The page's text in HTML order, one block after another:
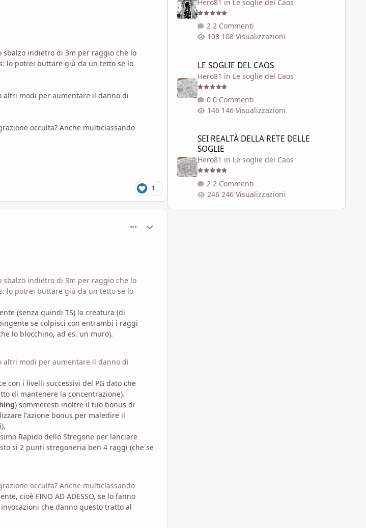
sbalzo indietro di 3m per raggio che lo
lo potrei buttare giù da un tetto se lo
altri modi per aumentare il danno di
occulta? Anche multiclassando
1
sbalzo indietro di 3m per raggio che lo
lo potrei buttare giù da un tetto se lo
(senza quindi TS) la creatura (di
se colpisci con entrambi i raggi
lo blocchino, ad es. un muro).
altri modi per aumentare il danno di
con i livelli successivi del PG dato che
di mantenere la concentrazione).
) sommeresti inoltre il tuo bonus di
l'azione bonus per maledire il
Rapido dello Stregone per lanciare
si 2 punti stregoneria ben 4 raggi (che se
occulta? Anche multiclassando
cioè FINO AD ADESSO, se lo fanno
che danno questo tratto al
Hero81 in Le soglie del Caos
2 Commenti
108 Visualizzazioni
LE SOGLIE DEL CAOS
Hero81 in Le soglie del Caos
0 Commenti
146 Visualizzazioni
SEI REALTÀ DELLA RETE DELLE
SOGLIE
Hero81 in Le soglie del Caos
2 Commenti
246 Visualizzazioni